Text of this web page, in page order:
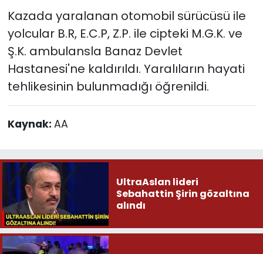
Kazada yaralanan otomobil sürücüsü ile
yolcular B.R, E.C.P, Z.P. ile cipteki M.G.K. ve
Ş.K. ambulansla Banaz Devlet
Hastanesi'ne kaldırıldı. Yaralıların hayati
tehlikesinin bulunmadığı öğrenildi.
Kaynak: AA
UltraAslan lideri
Sebahattin Şirin gözaltına
alındı